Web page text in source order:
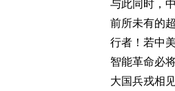
与此同时，
前所未有的
行者！若中
智能革命必
大国兵戎相